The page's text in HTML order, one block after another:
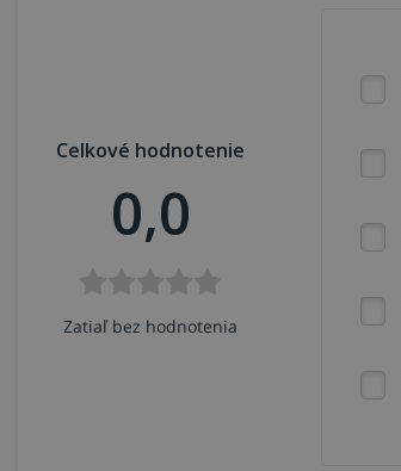
Celkové hodnotenie
0,0
Zatiaľ bez hodnotenia